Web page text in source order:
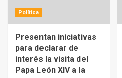
Política
Presentan iniciativas
para declarar de
interés la visita del
Papa León XIV a la